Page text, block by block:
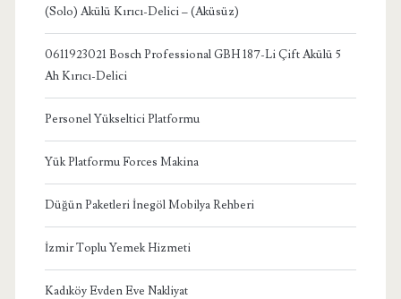
(Solo) Akülü Kırıcı-Delici – (Aküsüz)
0611923021 Bosch Professional GBH 187-Li Çift Akülü 5
Ah Kırıcı-Delici
Personel Yükseltici Platformu
Yük Platformu Forces Makina
Düğün Paketleri İnegöl Mobilya Rehberi
İzmir Toplu Yemek Hizmeti
Kadıköy Evden Eve Nakliyat